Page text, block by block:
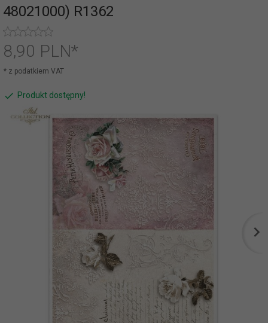
48021000) R1362
8,90 PLN*
* z podatkiem VAT
Produkt dostępny!